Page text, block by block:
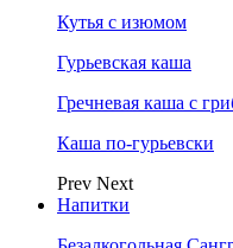
Кутья с изюмом
Гурьевская каша
Гречневая каша с
Каша по-гурьевски
Prev Next
Напитки